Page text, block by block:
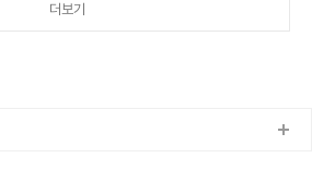
니다. ▲ 강대국 미국이 과연 미국 스
더보기